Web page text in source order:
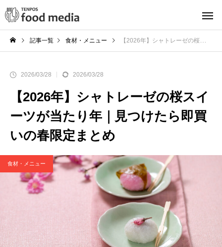
記事一覧 食材・メニュー 【2026年】シャトレーゼの桜スイーツが当たり年｜見つけたら即買いの春限定まとめ
2026/03/28 2026/03/28
【2026年】シャトレーゼの桜スイ
ーツが当たり年｜見つけたら即買
いの春限定まとめ
食材・メニュー